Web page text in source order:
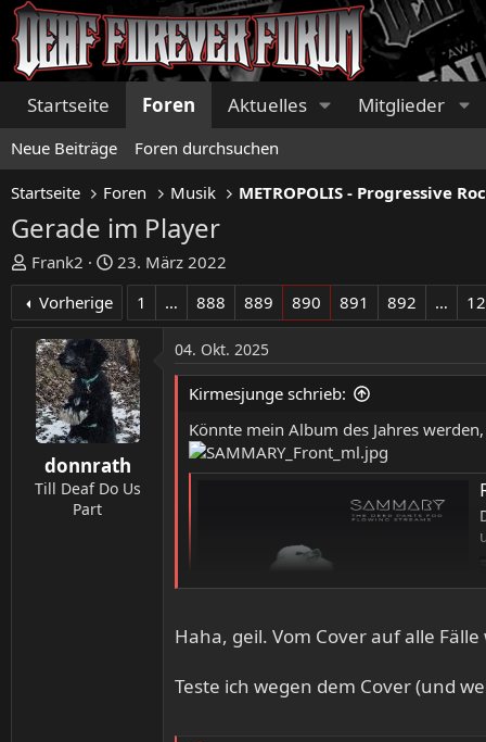
Startseite Foren Aktuelles Mitglieder
Neue Beiträge Foren durchsuchen
Startseite Foren Musik
Gerade im Player
E
r
t
e
e
r
Frank2
E
r
t
e
l
l
t
a
m
23. März 2022
Vorherige
1 … 888 889 890 891 892 …
donnrath
Till Deaf Do Us
Part
04. Okt. 2025
Kirmesjunge schrieb:
Könnte mein Album des Jahres
Haha, geil. Vom Cover auf alle
Teste ich wegen dem Cover (und